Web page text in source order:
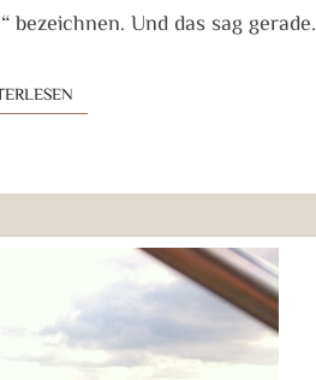
Und das sag gerade…